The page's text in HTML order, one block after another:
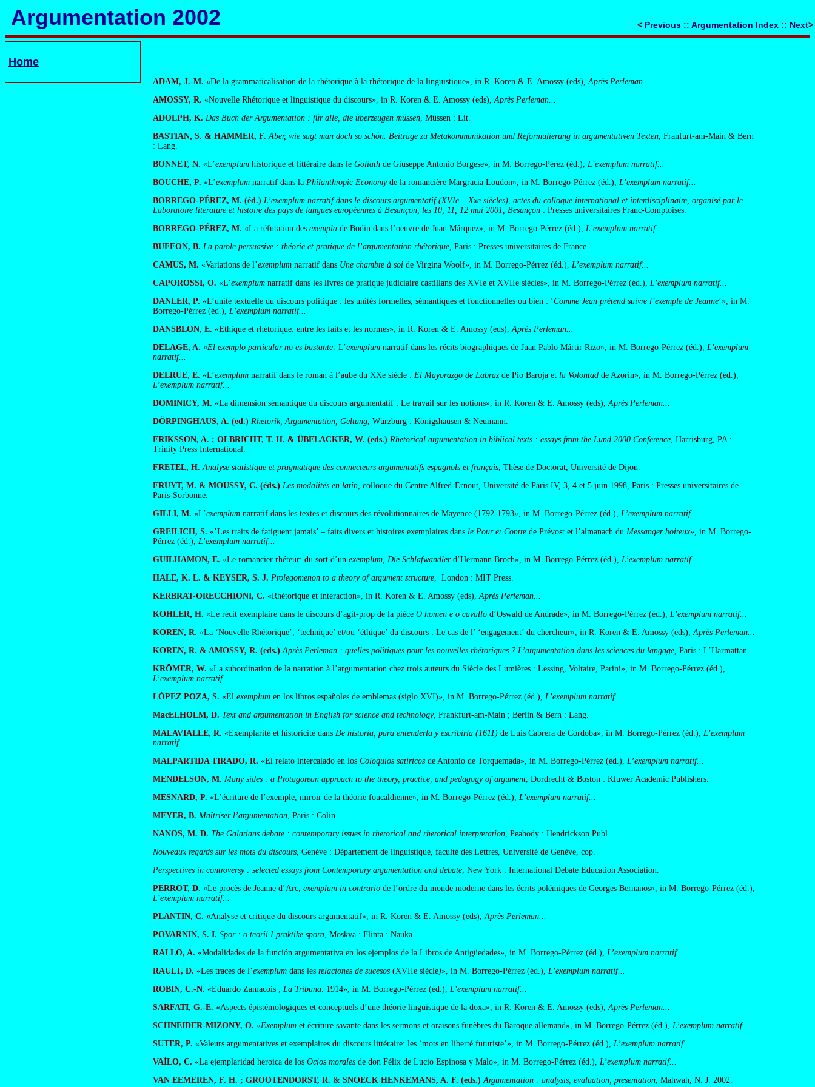
Argumentation 2002 < Previous :: Argumentation Index :: Next>
Home
ADAM, J.-M. «De la grammaticalisation de la rhétorique à la rhétorique de la linguistique», in R. Koren & E. Amossy (eds),Après Perleman...
AMOSSY, R. «Nouvelle Rhétorique et linguistique du discours», in R. Koren & E. Amossy (eds),Après Perleman...
ADOLPH, K. Das Buch der Argumentation : für alle, die überzeugen müssen, Müssen : Lit.
BASTIAN, S. & HAMMER, F. Aber, wie sagt man doch so schön. Beiträge zu Metakommunikation und Reformulierung in argumentativen Texten, Franfurt-am-Main & Bern
: Lang.
BONNET, N. «L’exemplumhistorique et littéraire dans leGoliath de Giuseppe Antonio Borgese», in M. Borrego-Pérez (éd.), L’exemplum narratif...
BOUCHE, P. «L’exemplumnarratif dans laPhilanthropic Economyde la romancière Margracia Loudon», in M. Borrego-Pérrez (éd.), L’exemplum narratif...
BORREGO-PÉREZ, M. (éd.) L’exemplum narratif dans le discours argumentatif (XVIe – Xxe siècles),actes du colloque international et interdisciplinaire, organisé par le
Laboratoire literature et histoire des pays de langues européennes à Besançon, les 10, 11, 12 mai 2001, Besançon : Presses universitaires Franc-Comptoises.
BORREGO-PÉREZ, M. «La réfutation desexemplade Bodin dans l’oeuvre de Juan Márquez», in M. Borrego-Pérrez (éd.), L’exemplum narratif...
BUFFON, B. La parole persuasive : théorie et pratique de l’argumentation rhétorique, Paris : Presses universitaires de France.
CAMUS, M. «Variations de l’exemplum narratif dans Une chambre à soide Virgina Woolf», in M. Borrego-Pérrez (éd.), L’exemplum narratif...
CAPOROSSI, O. «L’exemplumnarratif dans les livres de pratique judiciaire castillans des XVIe et XVIIe siècles», in M. Borrego-Pérrez (éd.), L’exemplum narratif...
DANLER, P. «L’unité textuelle du discours politique : les unités formelles, sémantiques et fonctionnelles ou bien : ‘Comme Jean prétend suivre l’exemple de Jeanne’», in M.
Borrego-Pérrez (éd.), L’exemplum narratif...
DANSBLON, E. «Ethique et rhétorique: entre les faits et les normes», in R. Koren & E. Amossy (eds),Après Perleman...
DELAGE, A. «El exemplo particular no es bastante: L’exemplumnarratif dans les récits biographiques de Juan Pablo Mártir Rizo», in M. Borrego-Pérrez (éd.), L’exemplum
narratif...
DELRUE, E. «L’exemplum narratif dans le roman à l’aube du XXe siècle :El Mayorazgo de Labrazde Pío Baroja etla Volontadde Azorín», in M. Borrego-Pérrez (éd.),
L’exemplum narratif...
DOMINICY, M. «La dimension sémantique du discours argumentatif : Le travail sur les notions», in R. Koren & E. Amossy (eds),Après Perleman...
DÖRPINGHAUS, A. (ed.) Rhetorik, Argumentation, Geltung, Würzburg : Königshausen & Neumann.
ERIKSSON, A. ; OLBRICHT, T. H. & ÜBELACKER, W. (eds.) Rhetorical argumentation in biblical texts : essays from the Lund 2000 Conference, Harrisburg, PA :
Trinity Press International.
FRETEL, H. Analyse statistique et pragmatique des connecteurs argumentatifs espagnols et français, Thèse de Doctorat, Université de Dijon.
FRUYT, M. & MOUSSY, C. (éds.) Les modalités en latin, colloque du Centre Alfred-Ernout, Université de Paris IV, 3, 4 et 5 juin 1998, Paris : Presses universitaires de
Paris-Sorbonne.
GILLI, M. «L’exemplum narratif dans les textes et discours des révolutionnaires de Mayence (1792-1793», in M. Borrego-Pérrez (éd.), L’exemplum narratif...
GREILICH, S. «’Les traits de fatiguent jamais’ – faits divers et histoires exemplaires dansle Pour et Contre de Prévost et l’almanach duMessanger boiteux», in M. Borrego-
Pérrez (éd.), L’exemplum narratif...
GUILHAMON, E. «Le romancier rhéteur: du sort d’unexemplum,Die Schlafwandlerd’Hermann Broch», in M. Borrego-Pérrez (éd.), L’exemplum narratif...
HALE, K. L. & KEYSER, S. J. Prolegomenon to a theory of argument structure, London : MIT Press.
KERBRAT-ORECCHIONI, C. «Rhétorique et interaction», in R. Koren & E. Amossy (eds),Après Perleman...
KOHLER, H. «Le récit exemplaire dans le discours d’agit-prop de la pièceO homen e o cavallod’Oswald de Andrade», in M. Borrego-Pérrez (éd.), L’exemplum narratif...
KOREN, R. «La ‘Nouvelle Rhétorique’, ‘technique’ et/ou ‘éthique’ du discours : Le cas de l’ ‘engagement’ du chercheur», in R. Koren & E. Amossy (eds),Après Perleman...
KOREN, R. & AMOSSY, R. (eds.) Après Perleman : quelles politiques pour les nouvelles rhétoriques ? L’argumentation dans les sciences du langage, Paris : L’Harmattan.
KRÖMER, W. «La subordination de la narration à l’argumentation chez trois auteurs du Siècle des Lumières : Lessing, Voltaire, Parini», in M. Borrego-Pérrez (éd.),
L’exemplum narratif...
LÓPEZ POZA, S. «Elexemplumen los libros españoles de emblemas (siglo XVI)», in M. Borrego-Pérrez (éd.), L’exemplum narratif...
MacELHOLM, D. Text and argumentation in English for science and technology, Frankfurt-am-Main ; Berlin & Bern : Lang.
MALAVIALLE, R. «Exemplarité et historicité dansDe historia, para entenderla y escribirla (1611) de Luis Cabrera de Córdoba», in M. Borrego-Pérrez (éd.), L’exemplum
narratif...
MALPARTIDA TIRADO, R. «El relato intercalado en losColoquios satiricos de Antonio de Torquemada», in M. Borrego-Pérrez (éd.), L’exemplum narratif...
MENDELSON, M. Many sides : a Protagorean approach to the theory, practice, and pedagogy of argument, Dordrecht & Boston : Kluwer Academic Publishers.
MESNARD, P. «L’écriture de l’exemple, miroir de la théorie foucaldienne», in M. Borrego-Pérrez (éd.), L’exemplum narratif...
MEYER, B. Maîtriser l’argumentation, Paris : Colin.
NANOS, M. D. The Galatians debate : contemporary issues in rhetorical and rhetorical interpretation, Peabody : Hendrickson Publ.
Nouveaux regards sur les mots du discours, Genève : Département de linguistique, faculté des Lettres, Université de Genève, cop.
Perspectives in controversy : selected essays from Contemporary argumentation and debate, New York : International Debate Education Association.
PERROT, D. «Le procès de Jeanne d’Arc,exemplum in contrariode l’ordre du monde moderne dans les écrits polémiques de Georges Bernanos», in M. Borrego-Pérrez (éd.),
L’exemplum narratif...
PLANTIN, C.«Analyse et critique du discours argumentatif», in R. Koren & E. Amossy (eds),Après Perleman...
POVARNIN, S. I. Spor : o teorii I praktike spora, Moskva : Flinta : Nauka.
RALLO, A. «Modalidades de la función argumentativa en los ejemplos de la Libros de Antigüedades», in M. Borrego-Pérrez (éd.), L’exemplum narratif...
RAULT, D. «Les traces de l’exemplum dans lesrelaciones de sucesos(XVIIe siècle)», in M. Borrego-Pérrez (éd.), L’exemplum narratif...
ROBIN, C.-N. «Eduardo Zamacois ;La Tribuna. 1914», in M. Borrego-Pérrez (éd.), L’exemplum narratif...
SARFATI, G.-E. «Aspects épistémologiques et conceptuels d’une théorie linguistique de la doxa», in R. Koren & E. Amossy (eds),Après Perleman...
SCHNEIDER-MIZONY, O. «Exemplum et écriture savante dans les sermons et oraisons funèbres du Baroque allemand», in M. Borrego-Pérrez (éd.), L’exemplum narratif...
SUTER, P. «Valeurs argumentatives et exemplaires du discours littéraire: les ‘mots en liberté futuriste’», in M. Borrego-Pérrez (éd.), L’exemplum narratif...
VAÍLO, C. «La ejemplaridad heroica de losOcios moralesde don Félix de Lucio Espinosa y Malo», in M. Borrego-Pérrez (éd.), L’exemplum narratif...
VAN EEMEREN, F. H. ; GROOTENDORST, R. & SNOECK HENKEMANS, A. F. (eds.) Argumentation : analysis, evaluation, presentation, Mahwah, N. J. 2002.